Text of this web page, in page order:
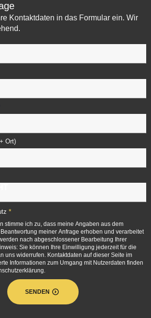
Kontaktdaten in das Formular ein. Wir
Ort)
*
stimme ich zu, dass meine Angaben aus dem
meiner Anfrage erhoben und verarbeitet
nach abgeschlossener Bearbeitung Ihrer
Sie können Ihre Einwilligung jederzeit für die
uns widerrufen. Kontaktdaten auf dieser Seite im
Informationen zum Umgang mit Nutzerdaten finden
SENDEN